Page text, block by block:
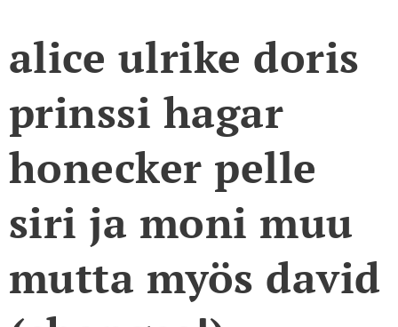
alice ulrike doris
prinssi hagar
honecker pelle
siri ja moni muu
mutta myös david